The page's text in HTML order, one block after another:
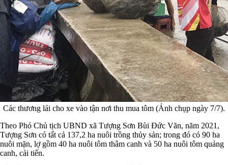
Các thương lái cho xe vào tận nơi thu mua tôm (Ảnh chụp ngày 7/7).
Theo Phó Chủ tịch UBND xã Tượng Sơn Bùi Đức Văn, năm 2021,
Tượng Sơn có tất cả 137,2 ha nuôi trồng thủy sản; trong đó có 90 ha
nuôi mặn, lợ gồm 40 ha nuôi tôm thâm canh và 50 ha nuôi tôm quảng
canh, cải tiến.